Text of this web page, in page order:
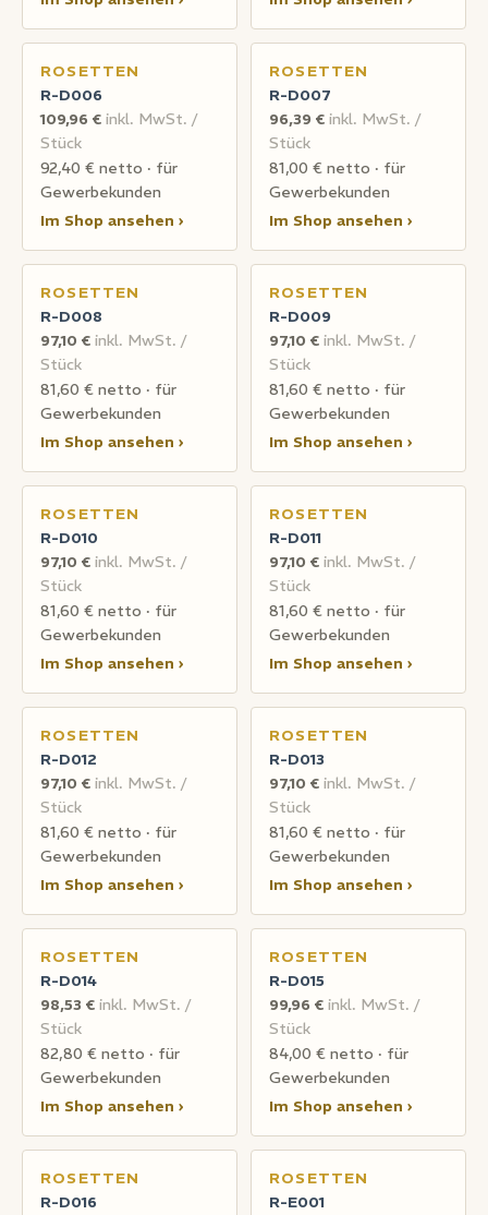
ROSETTEN
R-D006
109,96 € inkl. MwSt. /
Stück
92,40 € netto · für
Gewerbekunden
Im Shop ansehen ›
ROSETTEN
R-D007
96,39 € inkl. MwSt. /
Stück
81,00 € netto · für
Gewerbekunden
Im Shop ansehen ›
ROSETTEN
R-D008
97,10 € inkl. MwSt. /
Stück
81,60 € netto · für
Gewerbekunden
Im Shop ansehen ›
ROSETTEN
R-D009
97,10 € inkl. MwSt. /
Stück
81,60 € netto · für
Gewerbekunden
Im Shop ansehen ›
ROSETTEN
R-D010
97,10 € inkl. MwSt. /
Stück
81,60 € netto · für
Gewerbekunden
Im Shop ansehen ›
ROSETTEN
R-D011
97,10 € inkl. MwSt. /
Stück
81,60 € netto · für
Gewerbekunden
Im Shop ansehen ›
ROSETTEN
R-D012
97,10 € inkl. MwSt. /
Stück
81,60 € netto · für
Gewerbekunden
Im Shop ansehen ›
ROSETTEN
R-D013
97,10 € inkl. MwSt. /
Stück
81,60 € netto · für
Gewerbekunden
Im Shop ansehen ›
ROSETTEN
R-D014
98,53 € inkl. MwSt. /
Stück
82,80 € netto · für
Gewerbekunden
Im Shop ansehen ›
ROSETTEN
R-D015
99,96 € inkl. MwSt. /
Stück
84,00 € netto · für
Gewerbekunden
Im Shop ansehen ›
ROSETTEN
R-D016
ROSETTEN
R-E001